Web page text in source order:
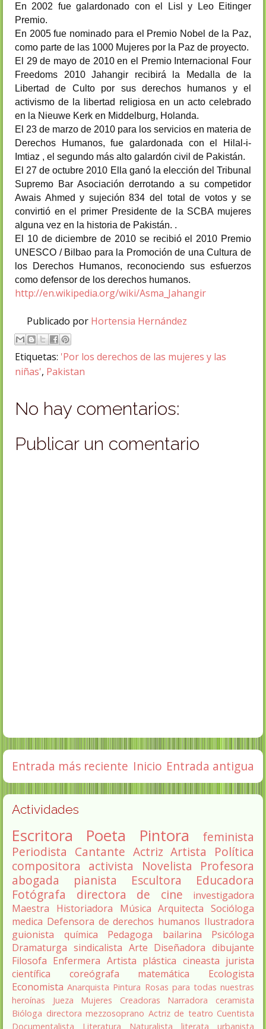
En 2002 fue galardonado con el Lisl y Leo Eitinger
Premio.
En 2005 fue nominado para el Premio Nobel de la Paz,
como parte de las 1000 Mujeres por la Paz de proyecto.
El 29 de mayo de 2010 en el Premio Internacional Four
Freedoms 2010 Jahangir recibirá la Medalla de la
Libertad de Culto por sus derechos humanos y el
activismo de la libertad religiosa en un acto celebrado
en la Nieuwe Kerk en Middelburg, Holanda.
El 23 de marzo de 2010 para los servicios en materia de
Derechos Humanos, fue galardonada con el Hilal-i-
Imtiaz , el segundo más alto galardón civil de Pakistán.
El 27 de octubre 2010 Ella ganó la elección del Tribunal
Supremo Bar Asociación derrotando a su competidor
Awais Ahmed y sujeción 834 del total de votos y se
convirtió en el primer Presidente de la SCBA mujeres
alguna vez en la historia de Pakistán. .
El 10 de diciembre de 2010 se recibió el 2010 Premio
UNESCO / Bilbao para la Promoción de una Cultura de
los Derechos Humanos, reconociendo sus esfuerzos
como defensor de los derechos humanos.
http://en.wikipedia.org/wiki/Asma_Jahangir
Publicado por Hortensia Hernández
Etiquetas: 'Por los derechos de las mujeres y las
niñas', Pakistan
No hay comentarios:
Publicar un comentario
Entrada más reciente Entrada antigua
Inicio
Actividades
Escritora Poeta Pintora
feminista
Periodista Cantante Actriz Artista
Política
compositora activista Novelista
Profesora
abogada
pianista Escultora
Educadora
Fotógrafa
directora de cine
investigadora
Maestra
Historiadora Música Arquitecta Socióloga
medica Defensora de derechos humanos Ilustradora
guionista
química Pedagoga bailarina
Psicóloga
Dramaturga sindicalista Arte Diseñadora dibujante
Filosofa Enfermera Artista plástica cineasta jurista
científica
coreógrafa matemática
Ecologista
Economista Anarquista Pintura Rosas para todas nuestras
heroínas
Jueza Mujeres Creadoras Narradora
ceramista
Bióloga directora mezzosoprano Actriz de teatro Cuentista
Documentalista
Literatura Naturalista literata urbanista